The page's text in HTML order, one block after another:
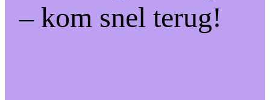
– kom snel terug!